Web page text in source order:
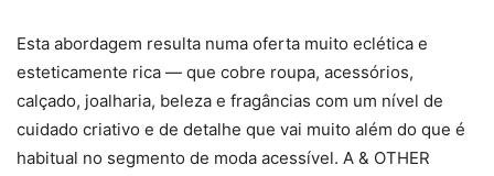
Esta abordagem resulta numa oferta muito eclética e
esteticamente rica — que cobre roupa, acessórios,
calçado, joalharia, beleza e fragâncias com um nível de
cuidado criativo e de detalhe que vai muito além do que é
habitual no segmento de moda acessível. A & OTHER